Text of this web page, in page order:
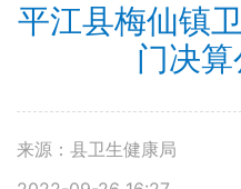
平江县梅仙镇
门决
来源：县卫生健康局